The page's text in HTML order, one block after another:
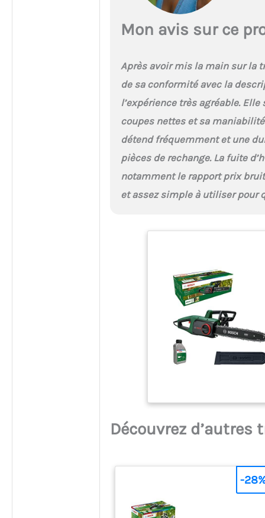
Mon avis sur ce
Après avoir mis la main sur la
de sa conformité avec la
l’expérience très agréable.
coupes nettes et sa
détend fréquemment et une
pièces de rechange. La fuite
notamment le rapport prix
et assez simple à utiliser pour
Découvrez
-